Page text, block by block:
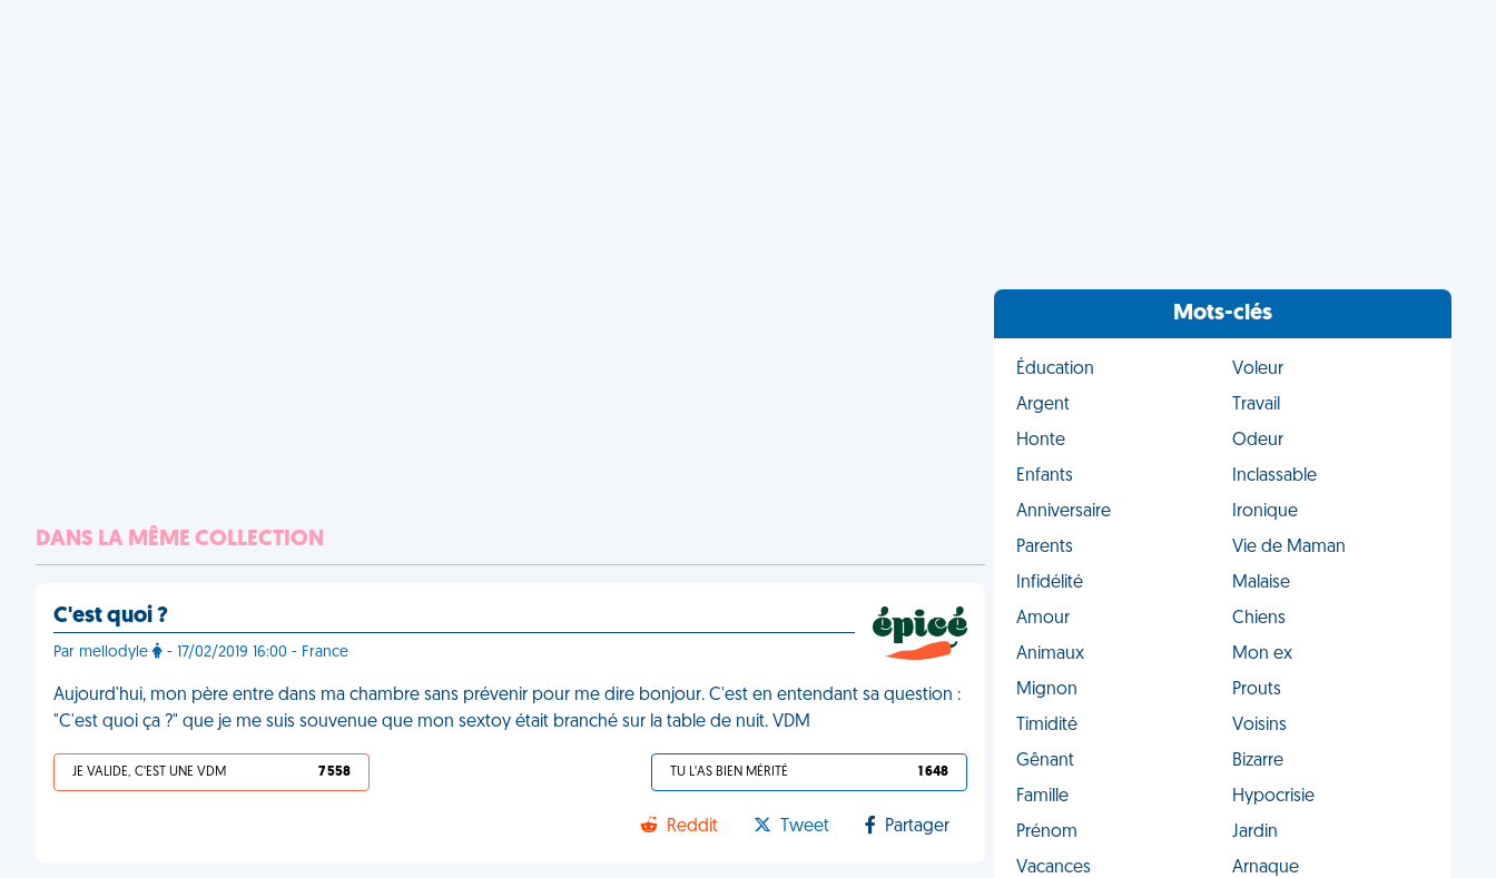
DANS LA MÊME COLLECTION
C'est quoi ?
Par mellodyle - 17/02/2019 16:00 - France
Aujourd'hui, mon père entre dans ma chambre sans prévenir pour me dire bonjour. C'est en entendant sa question :
"C'est quoi ça ?" que je me suis souvenue que mon sextoy était branché sur la table de nuit. VDM
JE VALIDE, C'EST UNE VDM 7 558 TU L'AS BIEN MÉRITÉ 1 648
Reddit Tweet Partager
Mots-clés
Éducation
Voleur
Argent
Travail
Honte
Odeur
Enfants
Inclassable
Anniversaire
Ironique
Parents
Vie de Maman
Infidélité
Malaise
Amour
Chiens
Animaux
Mon ex
Mignon
Prouts
Timidité
Voisins
Gênant
Bizarre
Famille
Hypocrisie
Prénom
Jardin
Vacances
Arnaque